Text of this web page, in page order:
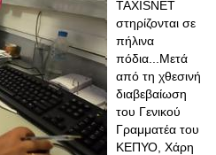
TAXISNET
στηρίζονται σε
πήλινα
πόδια...Μετά
από τη χθεσινή
διαβεβαίωση
του Γενικού
Γραμματέα του
ΚΕΠΥΟ, Χάρη